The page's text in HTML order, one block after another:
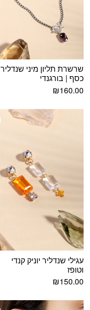
שרשרת תליון מיני שנדליר
כסף | בורגנדי
₪160.00
עגילי שנדליר יוניק קנדי
וטופז
₪150.00